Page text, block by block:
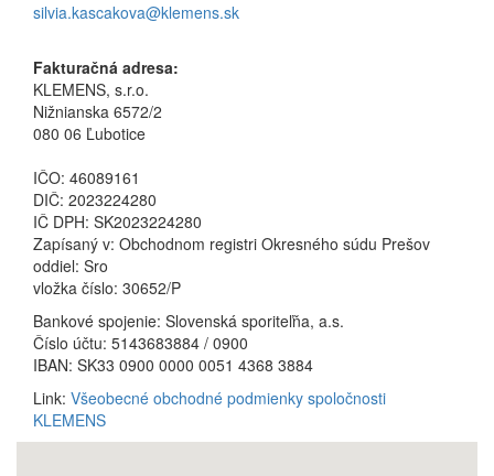
silvia.kascakova@klemens.sk
Fakturačná adresa:
KLEMENS, s.r.o.
Nižnianska 6572/2
080 06 Ľubotice
IČO: 46089161
DIČ: 2023224280
IČ DPH: SK2023224280
Zapísaný v: Obchodnom registri Okresného súdu Prešov
oddiel: Sro
vložka číslo: 30652/P
Bankové spojenie: Slovenská sporiteľňa, a.s.
Číslo účtu: 5143683884 / 0900
IBAN: SK33 0900 0000 0051 4368 3884
Link: Všeobecné obchodné podmienky spoločnosti
KLEMENS